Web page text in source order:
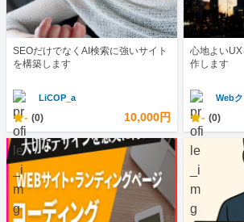
SEOだけでなくAI検索に強いサイト
を構築します
LiCOP_a
- (0) 10,000円
心地よい
作します
Web
- (0)